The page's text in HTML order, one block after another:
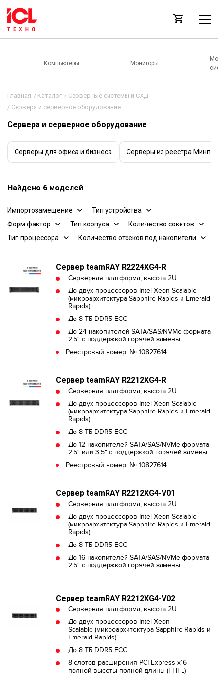
Компьютеры Мониторы
Главная / Каталог / Серверные системы и СХД
/ Сервера и серверное оборудование
Сервера и серверное оборудование
Cерверы для офиса и бизнеса Серверы из реестра
Найдено 6 моделей
Импортозамещение
Тип устройства
Форм фактор
Тип корпуса
Количество сокетов
Тип процессора
Количество отсеков под накопители
Сервер teamRAY R2224XG4-R
Серверная платформа, высота 2U
До двух процессоров Intel Xeon Scalable
(микроархитектура Sapphire Rapids и Emerald
Rapids)
До 8 ТБ DDR5 ECC
До 24 накопителей SATA/SAS/NVMe формата
2.5" с поддержкой горячей замены
Реестровый номер: № 10827614
Сервер teamRAY R2212XG4-R
Серверная платформа, высота 2U
До двух процессоров Intel Xeon Scalable
(микроархитектура Sapphire Rapids и Emerald
Rapids)
До 8 ТБ DDR5 ECC
До 12 накопителей SATA/SAS/NVMe формата
2.5" или 3.5" с поддержкой горячей замены
Реестровый номер: № 10827614
Сервер teamRAY R2212XG4-V01
Серверная платформа, высота 2U
До двух процессоров Intel Xeon Scalable
(микроархитектура Sapphire Rapids и Emerald
Rapids)
До 8 ТБ DDR5 ECC
До 16 накопителей SATA/SAS/NVMe формата
2.5" с поддержкой горячей замены
Сервер teamRAY R2212XG4-V02
Серверная платформа, высота 2U
До двух процессоров Intel Xeon
Scalable (микроархитектура Sapphire Rapids и
Emerald Rapids)
До 8 ТБ DDR5 ECC
8 слотов расширения PCI Express x16
полной высоты полной длины (FHFL)